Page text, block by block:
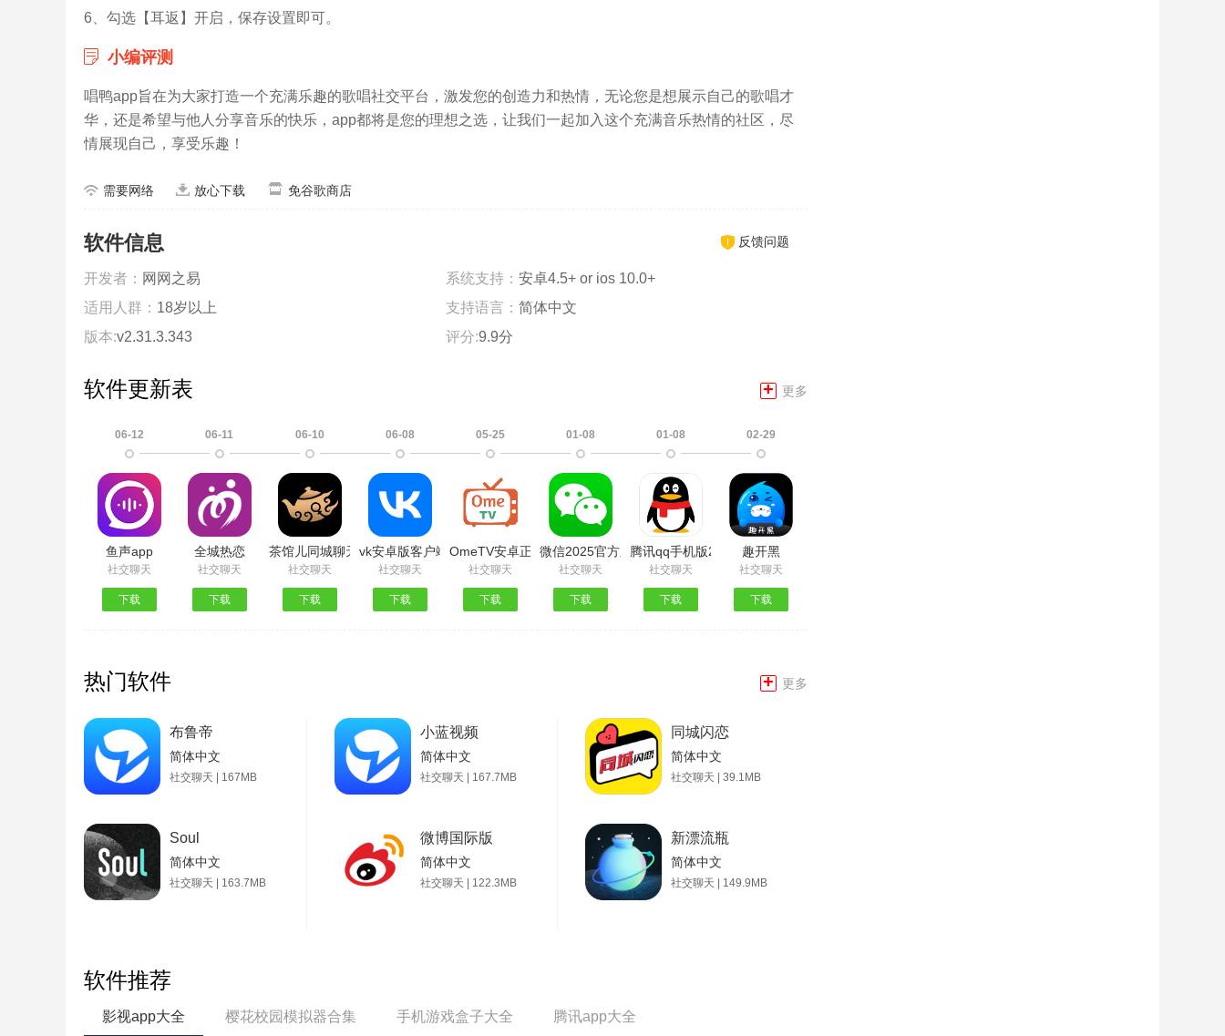
6、勾选【耳返】开启，保存设置即可。
小编评测
唱鸭app旨在为大家打造一个充满乐趣的歌唱社交平台，激发您的创造力和热情，无论您是想展示自己的歌唱才
华，还是希望与他人分享音乐的快乐，app都将是您的理想之选，让我们一起加入这个充满音乐热情的社区，尽
情展现自己，享受乐趣！
需要网络 放心下载 免谷歌商店
软件信息 反馈问题
开发者： 网网之易 系统支持： 安卓4.5+ or ios 10.0+
适用人群： 18岁以上 支持语言： 简体中文
版本:v2.31.3.343 评分:9.9分
软件更新表 + 更多
06-12
鱼声app
社交聊天
下载
06-11
全城热恋
社交聊天
下载
06-10
茶馆儿同城聊天交友
社交聊天
下载
06-08
vk安卓版客户端
社交聊天
下载
05-25
OmeTV安卓正版
社交聊天
下载
01-08
微信2025官方版
社交聊天
下载
01-08
腾讯qq手机版2025官方版
社交聊天
下载
02-29
趣开黑
社交聊天
下载
热门软件 + 更多
布鲁帝
简体中文
社交聊天 | 167MB
小蓝视频
简体中文
社交聊天 | 167.7MB
同城闪恋
简体中文
社交聊天 | 39.1MB
Soul
简体中文
社交聊天 | 163.7MB
微博国际版
简体中文
社交聊天 | 122.3MB
新漂流瓶
简体中文
社交聊天 | 149.9MB
软件推荐
影视app大全 樱花校园模拟器合集 手机游戏盒子大全 腾讯app大全